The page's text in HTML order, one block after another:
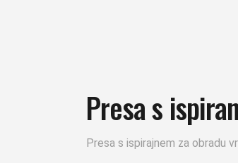
Presa s
Presa s ispirajnem za obradu